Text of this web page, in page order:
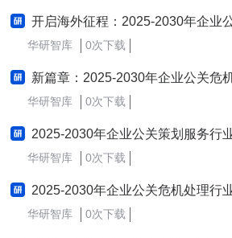
开启海外征程：2025-2030年企业公关危机处理行业跨
华研智库 0次下载
新篇章：2025-2030年企业公关危机处理企业制定与实施
华研智库 0次下载
2025-2030年企业公关策划服务行业深度调研及
华研智库 0次下载
2025-2030年企业公关危机处理行业深度调研及
华研智库 0次下载